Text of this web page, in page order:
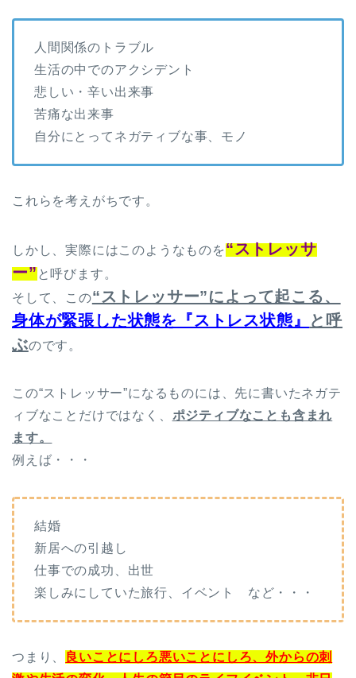
人間関係のトラブル
生活の中でのアクシデント
悲しい・辛い出来事
苦痛な出来事
自分にとってネガティブな事、モノ
これらを考えがちです。
しかし、実際にはこのようなものを“ストレッサ
ー”と呼びます。
そして、この“ストレッサー”によって起こる、
身体が緊張した状態を『ストレス状態』
と呼
ぶのです。
この“ストレッサー”になるものには、先に書いたネガテ
ィブなことだけではなく、 ポジティブなことも含まれ
ます。
例えば・・・
結婚
新居への引越し
仕事での成功、出世
楽しみにしていた旅行、イベント など・・・
つまり、
良いことにしろ悪いことにしろ、外からの刺